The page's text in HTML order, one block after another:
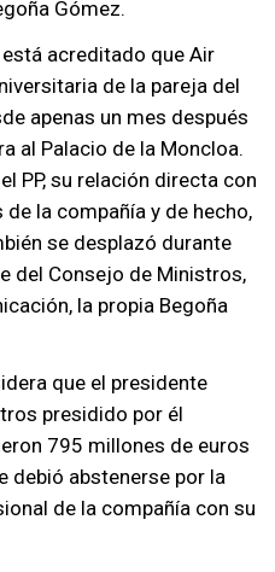
Gómez.
acreditado que Air
de la pareja del
apenas un mes después
al Palacio de la Moncloa.
PP, su relación directa con
la compañía y de hecho,
se desplazó durante
del Consejo de Ministros,
la propia Begoña
que el presidente
presidido por él
795 millones de euros
debió abstenerse por la
de la compañía con su